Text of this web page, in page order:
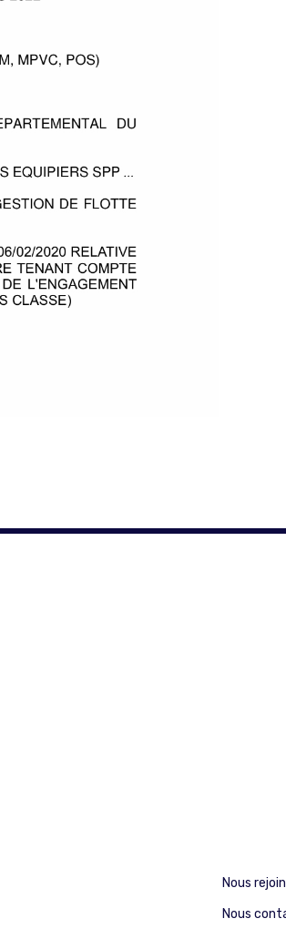
Nous
Nous